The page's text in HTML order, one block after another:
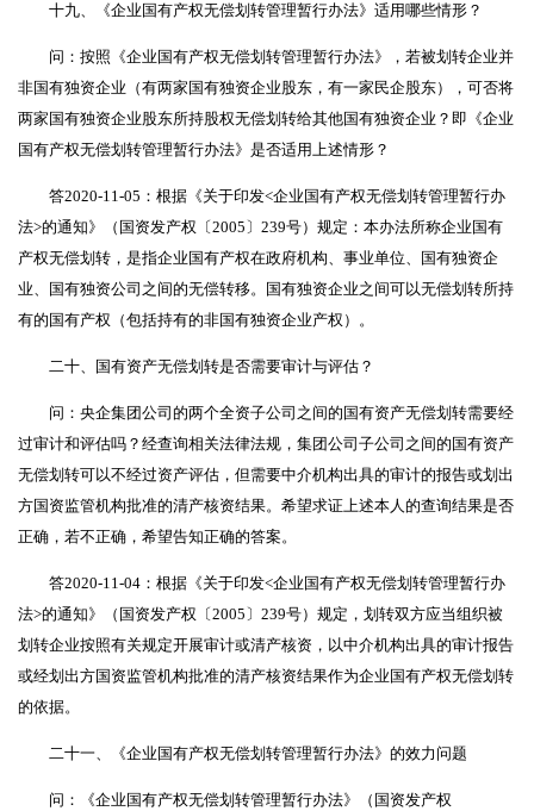
十九、《企业国有产权无偿划转管理暂行办法》适用哪些情形？
问：按照《企业国有产权无偿划转管理暂行办法》，若被划转企业并
非国有独资企业（有两家国有独资企业股东，有一家民企股东），可否将
两家国有独资企业股东所持股权无偿划转给其他国有独资企业？即《企业
国有产权无偿划转管理暂行办法》是否适用上述情形？
答2020-11-05：根据《关于印发<企业国有产权无偿划转管理暂行办
法>的通知》（国资发产权〔2005〕239号）规定：本办法所称企业国有
产权无偿划转，是指企业国有产权在政府机构、事业单位、国有独资企
业、国有独资公司之间的无偿转移。国有独资企业之间可以无偿划转所持
有的国有产权（包括持有的非国有独资企业产权）。
二十、国有资产无偿划转是否需要审计与评估？
问：央企集团公司的两个全资子公司之间的国有资产无偿划转需要经
过审计和评估吗？经查询相关法律法规，集团公司子公司之间的国有资产
无偿划转可以不经过资产评估，但需要中介机构出具的审计的报告或划出
方国资监管机构批准的清产核资结果。希望求证上述本人的查询结果是否
正确，若不正确，希望告知正确的答案。
答2020-11-04：根据《关于印发<企业国有产权无偿划转管理暂行办
法>的通知》（国资发产权〔2005〕239号）规定，划转双方应当组织被
划转企业按照有关规定开展审计或清产核资，以中介机构出具的审计报告
或经划出方国资监管机构批准的清产核资结果作为企业国有产权无偿划转
的依据。
二十一、《企业国有产权无偿划转管理暂行办法》的效力问题
问：《企业国有产权无偿划转管理暂行办法》（国资发产权